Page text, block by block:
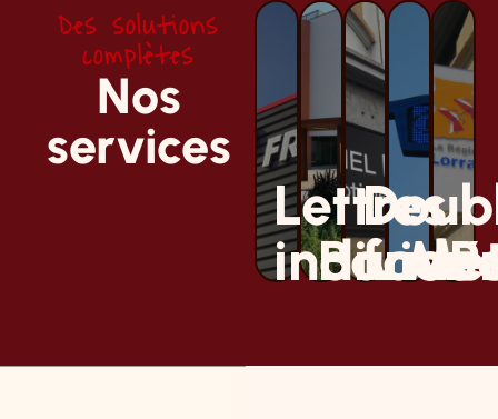
Des solutions
complètes
Nos
services
Lettres
face